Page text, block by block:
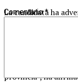
La candidata ha
promovidos por
proyectos de este
del territorio y el
provincia”, ha
Comentario*